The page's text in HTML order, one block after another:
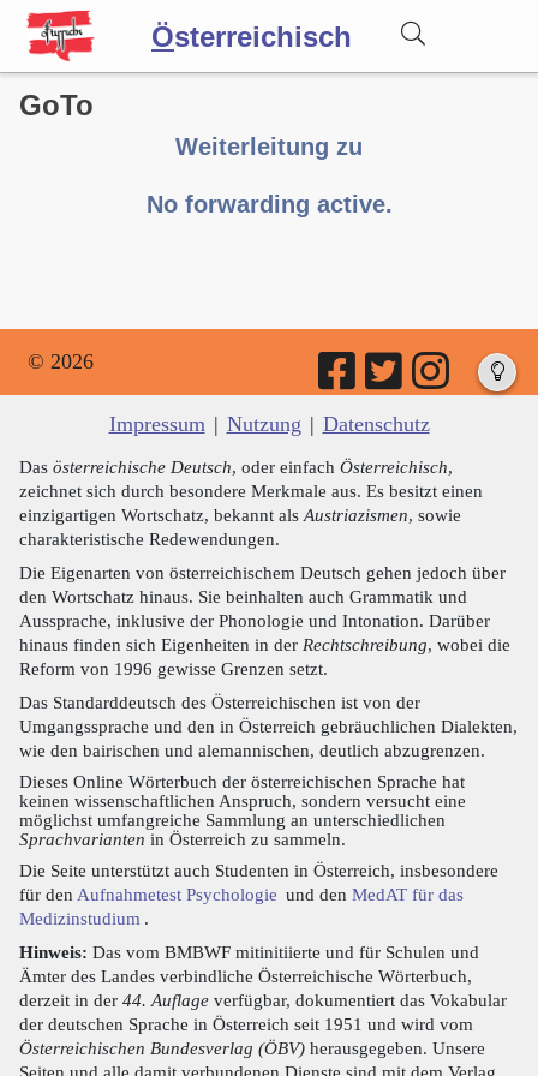
Österreichisch
Wörterbuch
GoTo
Weiterleitung zu
No forwarding active.
© 2026
Impressum | Nutzung | Datenschutz
Das österreichische Deutsch, oder einfach Österreichisch,
zeichnet sich durch besondere Merkmale aus. Es besitzt einen
einzigartigen Wortschatz, bekannt als Austriazismen, sowie
charakteristische Redewendungen.
Die Eigenarten von österreichischem Deutsch gehen jedoch über
den Wortschatz hinaus. Sie beinhalten auch Grammatik und
Aussprache, inklusive der Phonologie und Intonation. Darüber
hinaus finden sich Eigenheiten in der Rechtschreibung, wobei die
Reform von 1996 gewisse Grenzen setzt.
Das Standarddeutsch des Österreichischen ist von der
Umgangssprache und den in Österreich gebräuchlichen Dialekten,
wie den bairischen und alemannischen, deutlich abzugrenzen.
Dieses Online Wörterbuch der österreichischen Sprache hat
keinen wissenschaftlichen Anspruch, sondern versucht eine
möglichst umfangreiche Sammlung an unterschiedlichen
Sprachvarianten in Österreich zu sammeln.
Die Seite unterstützt auch Studenten in Österreich, insbesondere
für den Aufnahmetest Psychologie und den MedAT für das
Medizinstudium .
Hinweis: Das vom BMBWF mitinitiierte und für Schulen und
Ämter des Landes verbindliche Österreichische Wörterbuch,
derzeit in der 44. Auflage verfügbar, dokumentiert das Vokabular
der deutschen Sprache in Österreich seit 1951 und wird vom
Österreichischen Bundesverlag (ÖBV) herausgegeben. Unsere
Seiten und alle damit verbundenen Dienste sind mit dem Verlag